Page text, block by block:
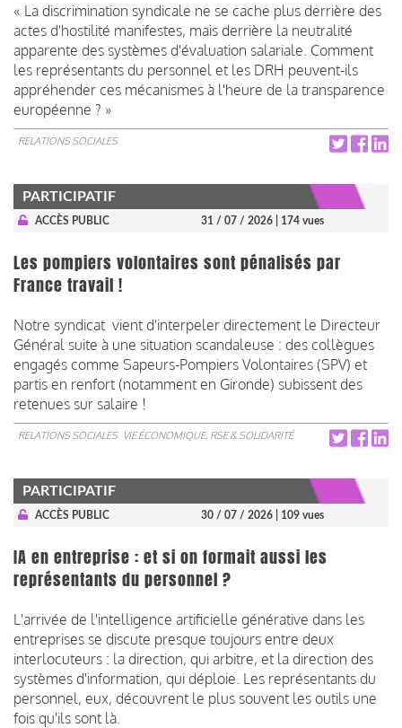
« La discrimination syndicale ne se cache plus derrière des
actes d'hostilité manifestes, mais derrière la neutralité
apparente des systèmes d'évaluation salariale. Comment
les représentants du personnel et les DRH peuvent-ils
appréhender ces mécanismes à l'heure de la transparence
européenne ? »
RELATIONS SOCIALES
PARTICIPATIF
ACCÈS PUBLIC 31 / 07 / 2026 | 174 vues
Les pompiers volontaires sont pénalisés par
France travail !
Notre syndicat vient d'interpeler directement le Directeur
Général suite à une situation scandaleuse : des collègues
engagés comme Sapeurs-Pompiers Volontaires (SPV) et
partis en renfort (notamment en Gironde) subissent des
retenues sur salaire !
RELATIONS SOCIALES VIE ÉCONOMIQUE, RSE & SOLIDARITÉ
PARTICIPATIF
ACCÈS PUBLIC 30 / 07 / 2026 | 109 vues
IA en entreprise : et si on formait aussi les
représentants du personnel ?
L'arrivée de l'intelligence artificielle générative dans les
entreprises se discute presque toujours entre deux
interlocuteurs : la direction, qui arbitre, et la direction des
systèmes d'information, qui déploie. Les représentants du
personnel, eux, découvrent le plus souvent les outils une
fois qu'ils sont là.